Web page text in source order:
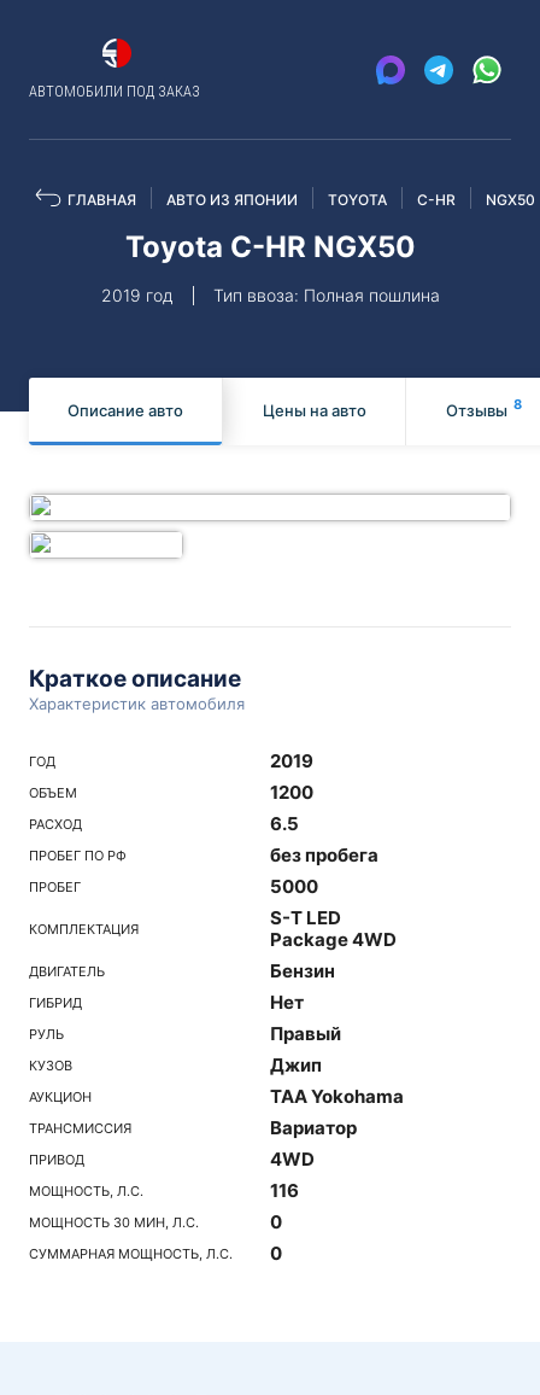
АВТОМОБИЛИ ПОД ЗАКАЗ
ГЛАВНАЯ АВТО ИЗ ЯПОНИИ TOYOTA C-HR NGX50
Toyota C-HR NGX50
2019 год Тип ввоза: Полная пошлина
Описание авто Цены на авто Отзывы 8
Краткое описание
Характеристик автомобиля
ГОД 2019
ОБЪЕМ 1200
РАСХОД 6.5
ПРОБЕГ ПО РФ без пробега
ПРОБЕГ 5000
КОМПЛЕКТАЦИЯ
S-T LED
Package 4WD
ДВИГАТЕЛЬ Бензин
ГИБРИД Нет
РУЛЬ Правый
КУЗОВ Джип
АУКЦИОН TAA Yokohama
ТРАНСМИССИЯ Вариатор
ПРИВОД 4WD
МОЩНОСТЬ, Л.С. 116
МОЩНОСТЬ 30 МИН, Л.С. 0
СУММАРНАЯ МОЩНОСТЬ, Л.С. 0